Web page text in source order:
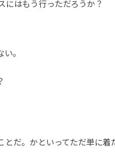
にはもう行っただろうか？
。
だ。かといってただ単に着